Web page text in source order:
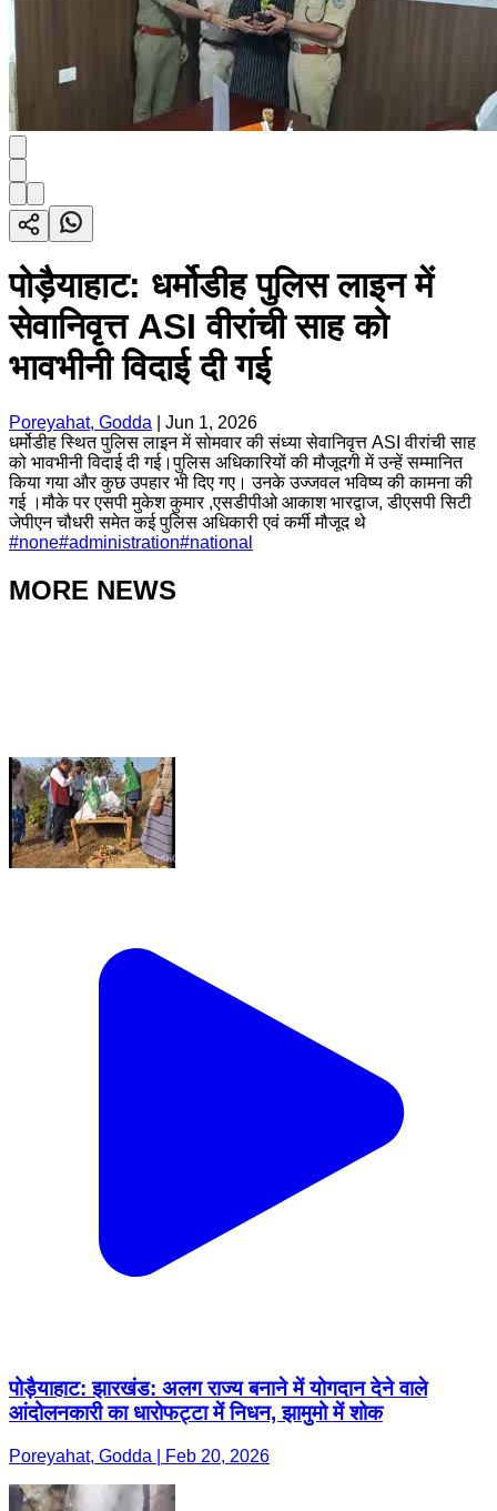
पोड़ैयाहाट: धर्मोडीह पुलिस लाइन में
सेवानिवृत्त ASI वीरांची साह को
भावभीनी विदाई दी गई
Poreyahat, Godda
Jun 1, 2026
धर्मोडीह स्थित पुलिस लाइन में सोमवार की संध्या सेवानिवृत्त ASI वीरांची साह
को भावभीनी विदाई दी गई।पुलिस अधिकारियों की मौजूदगी में उन्हें सम्मानित
किया गया और कुछ उपहार भी दिए गए। उनके उज्जवल भविष्य की कामना की
गई ।मौके पर एसपी मुकेश कुमार ,एसडीपीओ आकाश भारद्वाज, डीएसपी सिटी
जेपीएन चौधरी समेत कई पुलिस अधिकारी एवं कर्मी मौजूद थे
#none#administration#national
MORE NEWS
पोड़ैयाहाट: झारखंड: अलग राज्य बनाने में योगदान देने वाले
आंदोलनकारी का धारोफट्टा में निधन, झामुमो में शोक
Poreyahat, Godda | Feb 20, 2026